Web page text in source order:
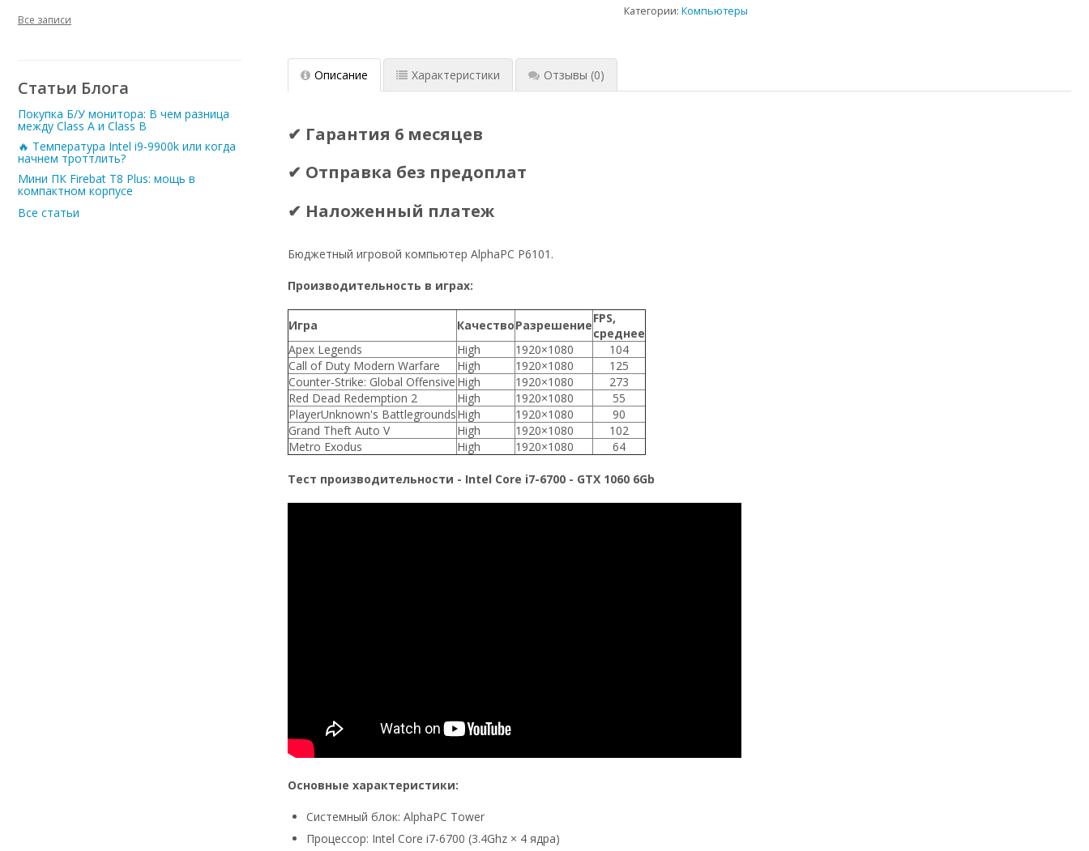
Категории:Компьютеры
Описание Характеристики Отзывы (0)
✔ Гарантия 6 месяцев
✔ Отправка без предоплат
✔ Наложенный платеж
Бюджетный игровой компьютер AlphaPC P6101.
Производительность в играх:
Игра КачествоРазрешениеFPS,
среднее
Apex Legends
High 1920×1080
104
Call of Duty Modern Warfare
High 1920×1080
125
Counter-Strike: Global Offensive High 1920×1080
273
Red Dead Redemption 2
High 1920×1080
55
PlayerUnknown's BattlegroundsHigh 1920×1080
90
Grand Theft Auto V
High 1920×1080
102
Metro Exodus
High 1920×1080 64
Тест производительности - Intel Core i7-6700 - GTX 1060 6Gb
Основные характеристики:
Системный блок: AlphaPC Tower
Процессор: Intel Core i7-6700 (3.4Ghz × 4 ядра)
Все записи
Статьи Блога
Покупка Б/У монитора: В чем разница
между Class A и Class B
🔥 Температура Intel i9-9900k или когда
начнем троттлить?
Мини ПК Firebat T8 Plus: мощь в
компактном корпусе
Все статьи